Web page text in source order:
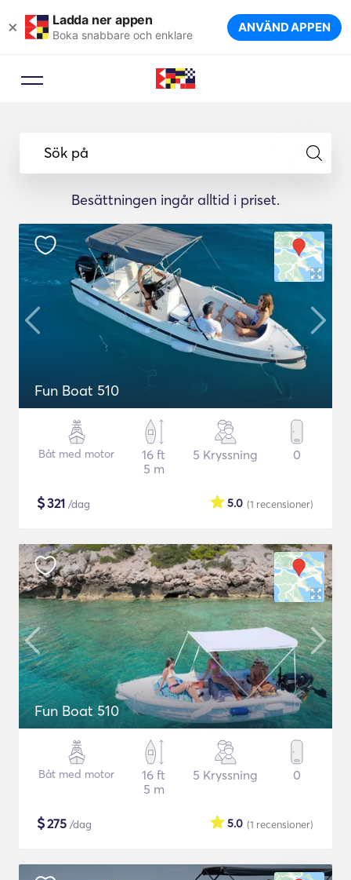
× Ladda ner appen
Boka snabbare och enklare ANVÄND APPEN
Sök på
Besättningen ingår alltid i priset.
Fun Boat 510
Båt med motor
16 ft
5 m
5 Kryssning 0
$321 /dag (1 recensioner)
5.0
Fun Boat 510
Båt med motor
16 ft
5 m
5 Kryssning 0
$275 /dag (1 recensioner)
5.0